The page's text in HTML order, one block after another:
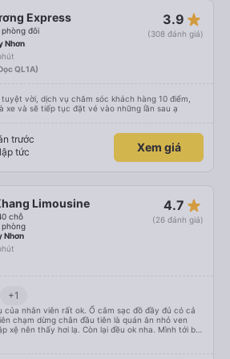
đến lúc 2h30 sáng nhưng lúc đó không xuống xe
và đợi ở trạm xăng, thậm chí còn đón khách sạn
sáng. .Tôi nghĩ tài xế đã giúp tôi vì tôi trông ngu
nếu không có tài xế thì sẽ rất nguy hiểm.. Cảm
Cảm ơn tài xế xe nhưng rất nhiều. Nếu bạn
hãy xem Google Maps hoạt động như thế nào,
Chuyện gì xảy ra với bạn vậy?&quot; Bây giờ
nó. ạn bằng xe bu lông Limousine. Tôi nghĩ tài xế
ơn các bạn rất nhiều.
Express
phòng đôi
3.9 star_rate
(308 đánh giá)
Nhơn
QL1A)
vời, dịch vụ chăm sóc khách hàng 10 điểm,
xe và sẽ tiếp tục đặt vé vào những lần sau ạ
trước
tức
Xem giá
Limousine
chỗ
phòng
4.7 star_rate
(26 đánh giá)
Nhơn
+1
của nhân viên rất ok. Ổ cắm sạc đồ đầy đủ có cả
chạm dừng chân đầu tiên là quán ăn nhỏ ven
xệ nên thấy hơi lạ. Còn lại đều ok nha. Mình tới bx
vực thủ đức để giao cho người nhà thì nhà xe